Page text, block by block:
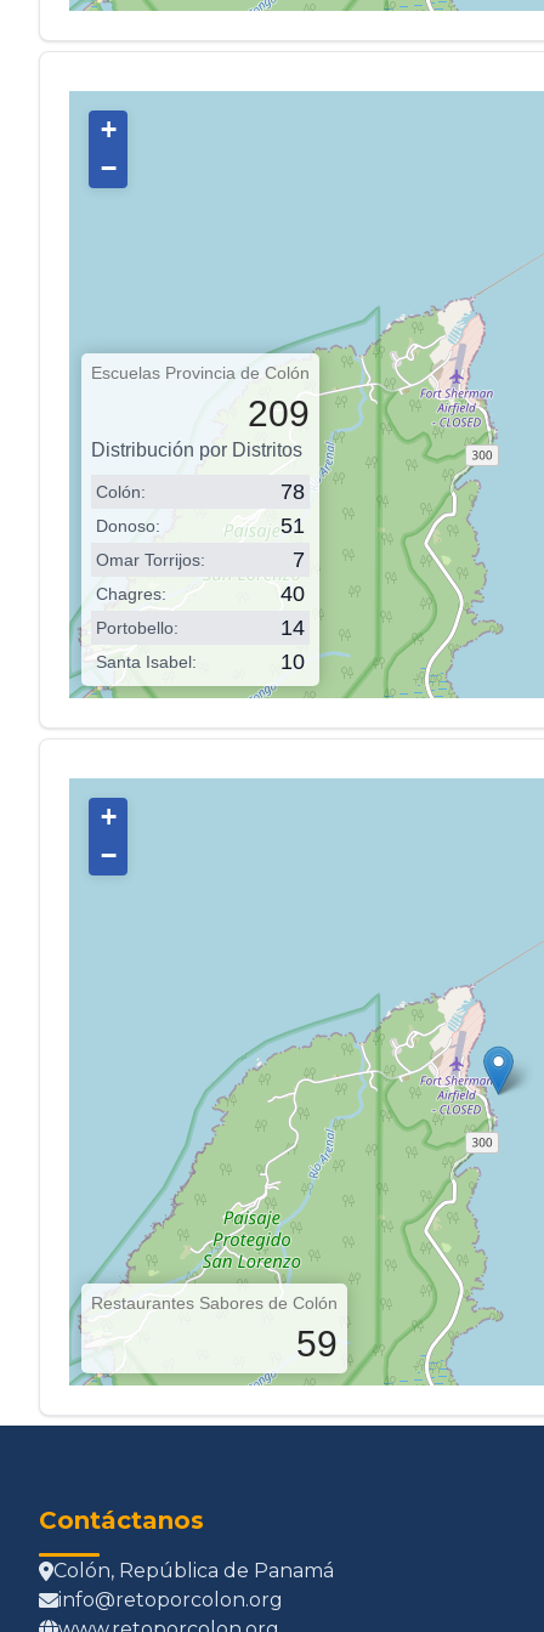
+
−
Escuelas Provincia de Colón
209
Distribución por Distritos
Colón: 84
Donoso: 53
Omar Torrijos: 8
Chagres: 40
Portobello: 14
Santa Isabel: 10
+
−
Restaurantes Sabores de Colón
59
Contáctanos
Colón, República de Panamá
info@retoporcolon.org